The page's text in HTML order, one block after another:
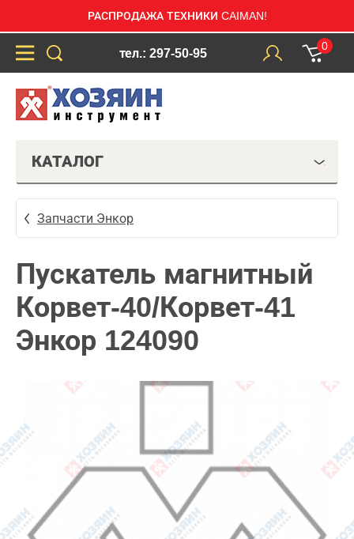
РАСПРОДАЖА ТЕХНИКИ CAIMAN!
тел.: 297-50-95
0
КАТАЛОГ
Запчасти Энкор
Пускатель магнитный
Корвет-40/Корвет-41
Энкор 124090